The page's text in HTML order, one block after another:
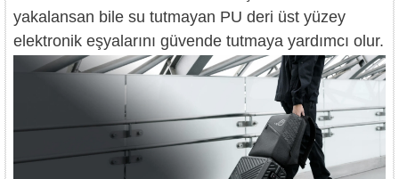
yakalansan bile su tutmayan PU deri üst yüzey
elektronik eşyalarını güvende tutmaya yardımcı olur.